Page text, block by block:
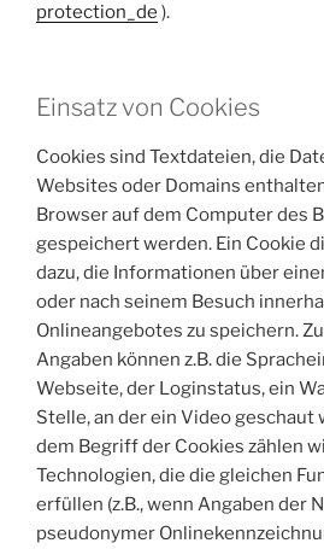
protection_de ).
Einsatz von Cookies
Cookies sind Textdateien, die
Websites oder Domains
Browser auf dem Computer des
gespeichert werden. Ein Cookie
dazu, die Informationen über
oder nach seinem Besuch
Onlineangebotes zu speichern.
Angaben können z.B. die
Webseite, der Loginstatus, ein
Stelle, an der ein Video geschaut
dem Begriff der Cookies zählen
Technologien, die die gleichen
erfüllen (z.B., wenn Angaben der
pseudonymer